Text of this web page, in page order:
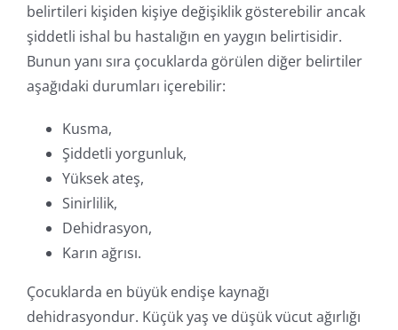
belirtileri kişiden kişiye değişiklik gösterebilir ancak
şiddetli ishal bu hastalığın en yaygın belirtisidir.
Bunun yanı sıra çocuklarda görülen diğer belirtiler
aşağıdaki durumları içerebilir:
Kusma,
Şiddetli yorgunluk,
Yüksek ateş,
Sinirlilik,
Dehidrasyon,
Karın ağrısı.
Çocuklarda en büyük endişe kaynağı
dehidrasyondur. Küçük yaş ve düşük vücut ağırlığı